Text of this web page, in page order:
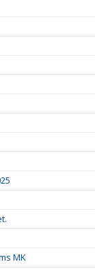
MK